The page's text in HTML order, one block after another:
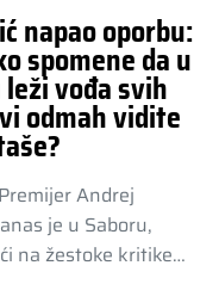
napao oporbu:
spomene da u
vođa svih
odmah vidite
Andrej
je u Saboru,
na žestoke kritike…